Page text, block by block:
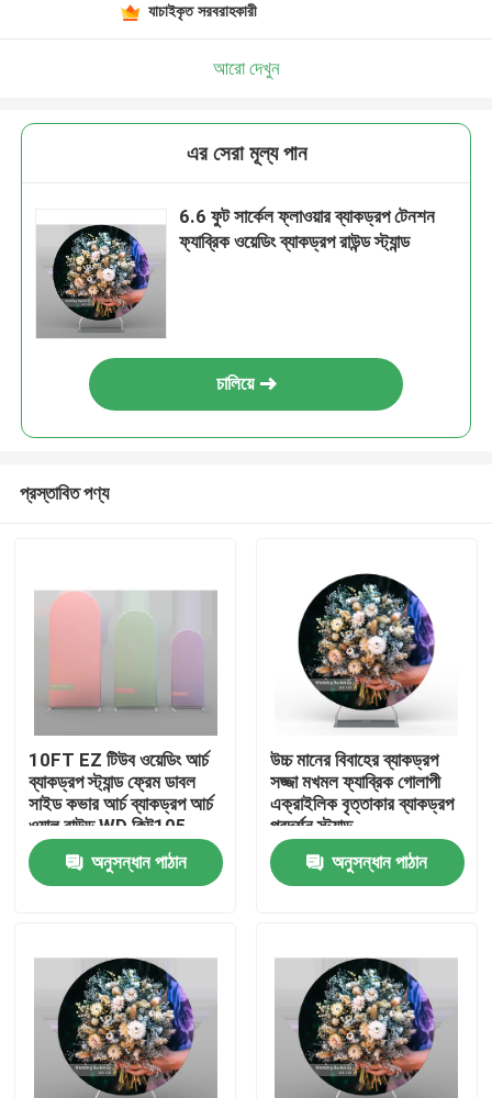
বাড়ি
পণ্য
যাচাইকৃত সরবরাহকারী
আরো দেখুন
এর সেরা মূল্য পান
6.6 ফুট সার্কেল ফ্লাওয়ার ব্যাকড্রপ টেনশন
ফ্যাব্রিক ওয়েডিং ব্যাকড্রপ রাউন্ড স্ট্যান্ড
চালিয়ে
প্রস্তাবিত পণ্য
10FT EZ টিউব ওয়েডিং আর্চ
ব্যাকড্রপ স্ট্যান্ড ফ্রেম ডাবল
সাইড কভার আর্চ ব্যাকড্রপ আর্চ
ওয়াল রাউন্ড WD কিট105
অনুসন্ধান পাঠান
উচ্চ মানের বিবাহের ব্যাকড্রপ
সজ্জা মখমল ফ্যাব্রিক গোলাপী
এক্রাইলিক বৃত্তাকার ব্যাকড্রপ
প্রদর্শন স্ট্যান্ড
অনুসন্ধান পাঠান